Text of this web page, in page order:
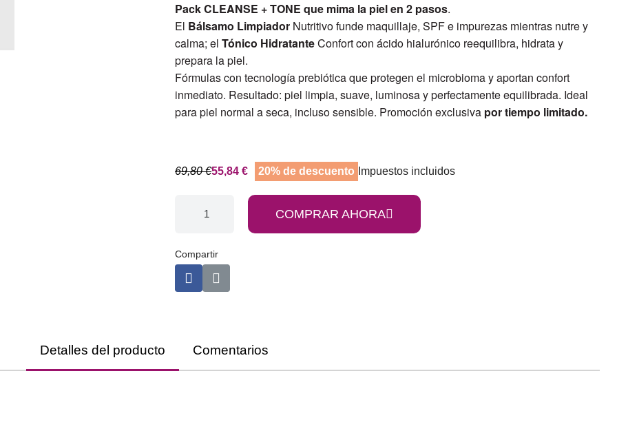
Pack CLEANSE + TONE que mima la piel en 2 pasos.
El Bálsamo Limpiador Nutritivo funde maquillaje, SPF e impurezas mientras nutre y
calma; el Tónico HidratanteConfort con ácido hialurónico reequilibra, hidrata y
prepara la piel.
Fórmulas con tecnología prebiótica que protegen el microbioma y aportan confort
inmediato. Resultado: piel limpia, suave, luminosa y perfectamente equilibrada. Ideal
para piel normal a seca, incluso sensible. Promoción exclusiva por tiempo limitado.
69,80 €55,84 € 20% de descuento Impuestos incluidos
COMPRAR AHORA
Compartir
Detalles del producto Comentarios